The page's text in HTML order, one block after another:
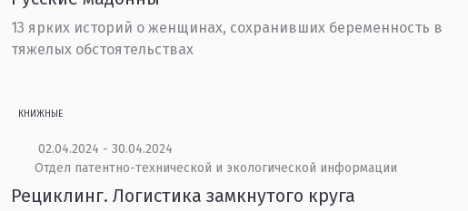
13 ярких историй о женщинах, сохранивших беременность в
тяжелых обстоятельствах
КНИЖНЫЕ
02.04.2024 - 30.04.2024
Отдел патентно-технической и экологической информации
Рециклинг. Логистика замкнутого круга